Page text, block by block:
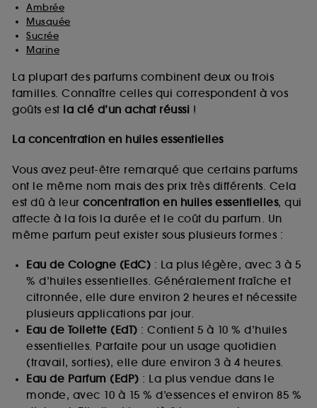
Ambrée
Musquée
Sucrée
Marine
La plupart des parfums combinent deux ou trois
familles. Connaître celles qui correspondent à vos
goûts est la clé d’un achat réussi !
La concentration en huiles essentielles
Vous avez peut-être remarqué que certains parfums
ont le même nom mais des prix très différents. Cela
est dû à leur concentration en huiles essentielles, qui
affecte à la fois la durée et le coût du parfum. Un
même parfum peut exister sous plusieurs formes :
Eau de Cologne (EdC) : La plus légère, avec 3 à 5
% d’huiles essentielles. Généralement fraîche et
citronnée, elle dure environ 2 heures et nécessite
plusieurs applications par jour.
Eau de Toilette (EdT) : Contient 5 à 10 % d’huiles
essentielles. Parfaite pour un usage quotidien
(travail, sorties), elle dure environ 3 à 4 heures.
Eau de Parfum (EdP) : La plus vendue dans le
monde, avec 10 à 15 % d’essences et environ 85 %